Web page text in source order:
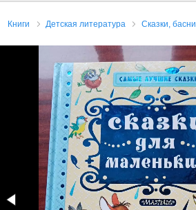
Книги Детская литература Сказки, басни